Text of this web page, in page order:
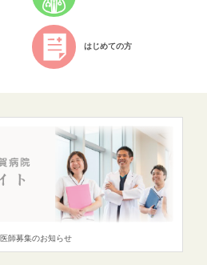
はじめての方
医師募集のお知らせ